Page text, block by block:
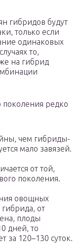
гибридов будут
только если
одинаковых
то,
на гибрид
поколения редко
чем гибриды-
мало завязей.
от той,
поколения.
овощных
гибрида, от
плоды
дней, то
за 120–130 суток.